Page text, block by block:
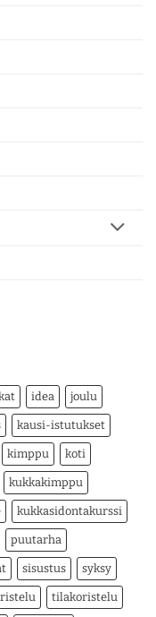
idea joulu
kausi-istutukset
kimppu koti
kukkakimppu
kukkasidontakurssi
puutarha
sisustus syksy
tilakoristelu